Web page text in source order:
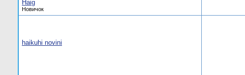
Haig
Новичок
haikuhi novini